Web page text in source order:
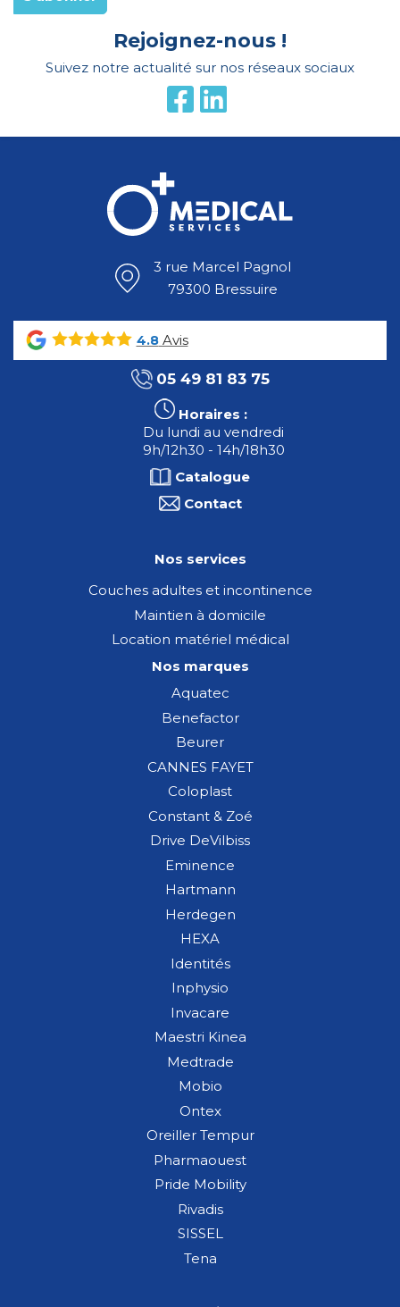
Rejoignez-nous !
Suivez notre actualité sur nos réseaux sociaux
3 rue Marcel Pagnol
79300 Bressuire
4.8Avis
05 49 81 83 75
Horaires :
Du lundi au vendredi
9h/12h30 - 14h/18h30
Catalogue
Contact
Nos services
Couches adultes et incontinence
Maintien à domicile
Location matériel médical
Nos marques
Aquatec
Benefactor
Beurer
CANNES FAYET
Coloplast
Constant & Zoé
Drive DeVilbiss
Eminence
Hartmann
Herdegen
HEXA
Identités
Inphysio
Invacare
Maestri Kinea
Medtrade
Mobio
Ontex
Oreiller Tempur
Pharmaouest
Pride Mobility
Rivadis
SISSEL
Tena